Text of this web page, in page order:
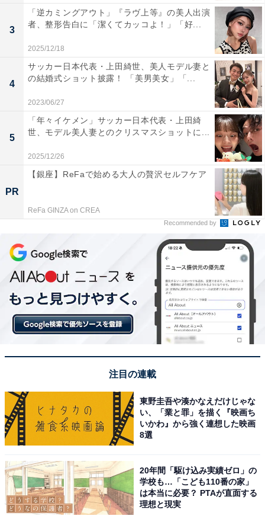
3
「逆カミングアウト」『ラヴ上等』の美人出演
者、整形告白に「潔くてカッコよ！」「好...
2025/12/18
4
サッカー日本代表・上田綺世、美人モデル妻と
の結婚式ショット披露！ 「美男美女」「...
2023/06/27
5
「年々イケメン」サッカー日本代表・上田綺
世、モデル美人妻とのクリスマスショットに...
2025/12/26
PR
【銀座】ReFaで始める大人の贅沢セルフケア
ReFa GINZA on CREA
Recommended by
注目の連載
東野圭吾や湊かなえだけじゃな
い、「業と罪」を描く『映画ち
いかわ』から強く連想した映画
8選
20年間「駆け込み実績ゼロ」の
学校も…「こども110番の家」
は本当に必要？ PTAが直面する
理想と現実